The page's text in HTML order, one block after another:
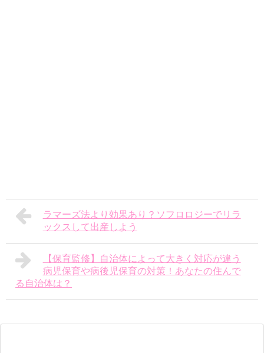
ラマーズ法より効果あり？ソフロロジーでリラ
ックスして出産しよう
【保育監修】自治体によって大きく対応が違う
病児保育や病後児保育の対策！あなたの住んで
る自治体は？